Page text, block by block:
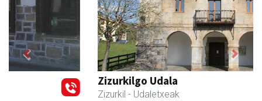
Zizurkilgo Udala
- Udaletxeak
Previous Next